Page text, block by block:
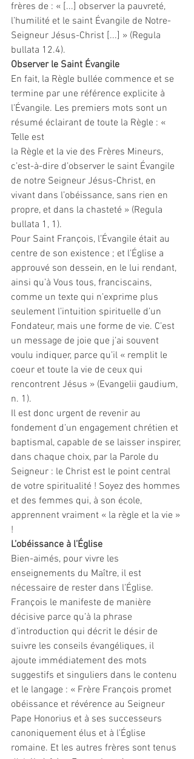
frères de : « [...] observer la pauvreté,
l’humilité et le saint Évangile de Notre-
Seigneur Jésus-Christ [...] » (Regula
bullata 12.4).
Observer le Saint Évangile
En fait, la Règle bullée commence et se
termine par une référence explicite à
l’Évangile. Les premiers mots sont un
résumé éclairant de toute la Règle : «
Telle est
la Règle et la vie des Frères Mineurs,
c’est-à-dire d’observer le saint Évangile
de notre Seigneur Jésus-Christ, en
vivant dans l’obéissance, sans rien en
propre, et dans la chasteté » (Regula
bullata 1, 1).
Pour Saint François, l’Évangile était au
centre de son existence ; et l’Église a
approuvé son dessein, en le lui rendant,
ainsi qu’à Vous tous, franciscains,
comme un texte qui n’exprime plus
seulement l’intuition spirituelle d’un
Fondateur, mais une forme de vie. C’est
un message de joie que j’ai souvent
voulu indiquer, parce qu’il « remplit le
coeur et toute la vie de ceux qui
rencontrent Jésus » (Evangelii gaudium,
n. 1).
Il est donc urgent de revenir au
fondement d’un engagement chrétien et
baptismal, capable de se laisser inspirer,
dans chaque choix, par la Parole du
Seigneur : le Christ est le point central
de votre spiritualité ! Soyez des hommes
et des femmes qui, à son école,
apprennent vraiment « la règle et la vie »
!
L’obéissance à l’Église
Bien-aimés, pour vivre les
enseignements du Maître, il est
nécessaire de rester dans l’Église.
François le manifeste de manière
décisive parce qu’à la phrase
d’introduction qui décrit le désir de
suivre les conseils évangéliques, il
ajoute immédiatement des mots
suggestifs et singuliers dans le contenu
et le langage : « Frère François promet
obéissance et révérence au Seigneur
Pape Honorius et à ses successeurs
canoniquement élus et à l’Église
romaine. Et les autres frères sont tenus